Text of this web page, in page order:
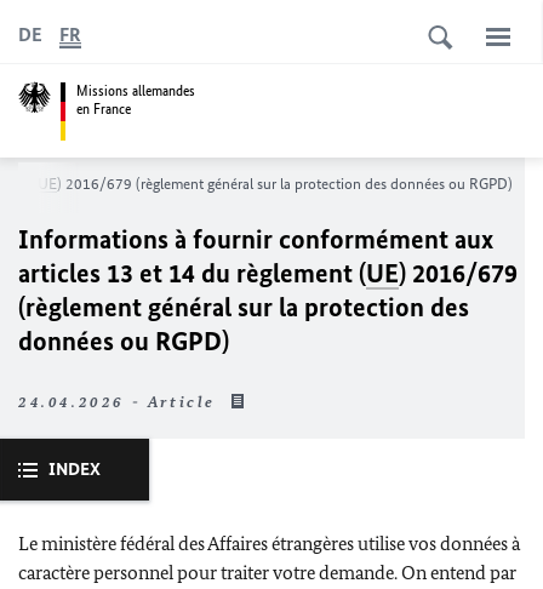
Missions allemandes
en France
DE FR
UE) 2016/679 (règlement général sur la protection des données ou RGPD)
Informations à fournir conformément aux
articles 13 et 14 du règlement (UE) 2016/679
(règlement général sur la protection des
données ou RGPD)
24.04.2026 - Article
INDEX
Le ministère fédéral des Affaires étrangères utilise vos données à
caractère personnel pour traiter votre demande. On entend par